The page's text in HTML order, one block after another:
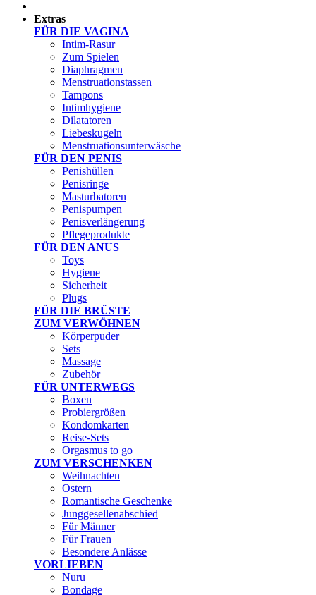
Extras
FÜR DIE VAGINA
Intim-Rasur
Zum Spielen
Diaphragmen
Menstruationstassen
Tampons
Intimhygiene
Dilatatoren
Liebeskugeln
Menstruationsunterwäsche
FÜR DEN PENIS
Penishüllen
Penisringe
Masturbatoren
Penispumpen
Penisverlängerung
Pflegeprodukte
FÜR DEN ANUS
Toys
Hygiene
Sicherheit
Plugs
FÜR DIE BRÜSTE
ZUM VERWÖHNEN
Körperpuder
Sets
Massage
Zubehör
FÜR UNTERWEGS
Boxen
Probiergrößen
Kondomkarten
Reise-Sets
Orgasmus to go
ZUM VERSCHENKEN
Weihnachten
Ostern
Romantische Geschenke
Junggesellenabschied
Für Männer
Für Frauen
Besondere Anlässe
VORLIEBEN
Nuru
Bondage